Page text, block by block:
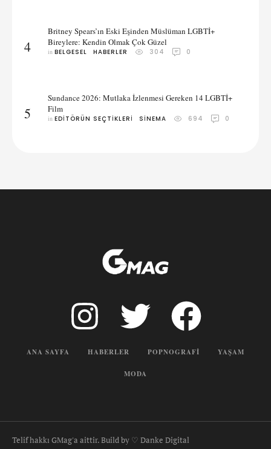
4
Britney Spears’ın Eski Eşinden Müslüman LGBTİ+
Bireylere: Kendin Olmak Çok Güzel
in BELGESEL HABERLER 304 0
5
Sundance 2026: Mutlaka İzlenmesi Gereken 14 LGBTİ+
Film
in EDITÖRÜN SEÇTIKLERI SINEMA 694 0
ANA SAYFA HABERLER POPNOGRAFI YAŞAM
MODA
Telif hakkı GMag'a aittir. Build by ♡ Danke Digital